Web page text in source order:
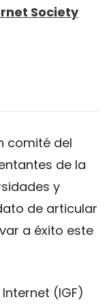
Society
comité del
de la
y
de articular
a éxito este
(IGF)